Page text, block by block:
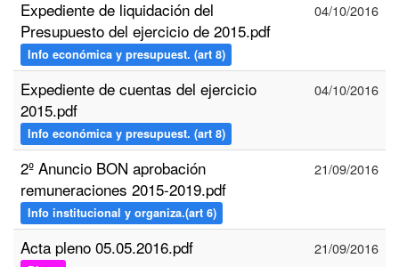
Expediente de liquidación del
Presupuesto del ejercicio de 2015.pdf
Info económica y presupuest. (art 8)
04/10/2016
Expediente de cuentas del ejercicio
2015.pdf
Info económica y presupuest. (art 8)
04/10/2016
2º Anuncio BON aprobación
remuneraciones 2015-2019.pdf
Info institucional y organiza.(art 6)
21/09/2016
Acta pleno 05.05.2016.pdf 21/09/2016